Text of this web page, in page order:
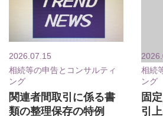
2026.07.15
相続等の申告とコンサルティ
ング
関連者間取引に係る書
類の整理保存の特例
相続
ング
固
引